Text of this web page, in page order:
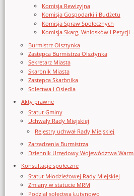
Komisja Rewizyjna
Komisja Gospodarki i Budżetu
Komisja Spraw Społecznych
Komisja Skarg, Wniosków i Petycji
Burmistrz Olsztynka
Zastępca Burmistrza Olsztynka
Sekretarz Miasta
Skarbnik Miasta
Zastępca Skarbnika
Sołectwa i Osiedla
Akty prawne
Statut Gminy
Uchwały Rady Miejskiej
Rejestry uchwał Rady Miejskiej
Zarządzenia Burmistrza
Dziennik Urzędowy Województwa
Konsultacje społeczne
Statut Młodzieżowej Rady Miejskiej
Zmiany w statucie MRM
Podział sołectwa Łutynowo